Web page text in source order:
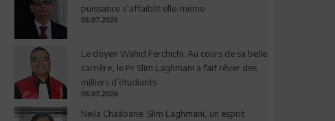
puissance s’affaiblit elle-même
08.07.2026
Le doyen Wahid Ferchichi: Au cours de sa belle
carrière, le Pr Slim Laghmani a fait rêver des
milliers d’étudiants
08.07.2026
Neila Chaâbane: Slim Laghmani, un esprit